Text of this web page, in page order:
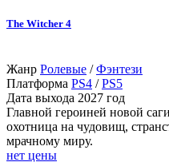
The Witcher 4
Жанр Ролевые /Фэнтези
Платформа PS4 /PS5
Дата выхода 2027 год
Главной героиней новой
охотница на чудовищ,
мрачному миру.
нет цены